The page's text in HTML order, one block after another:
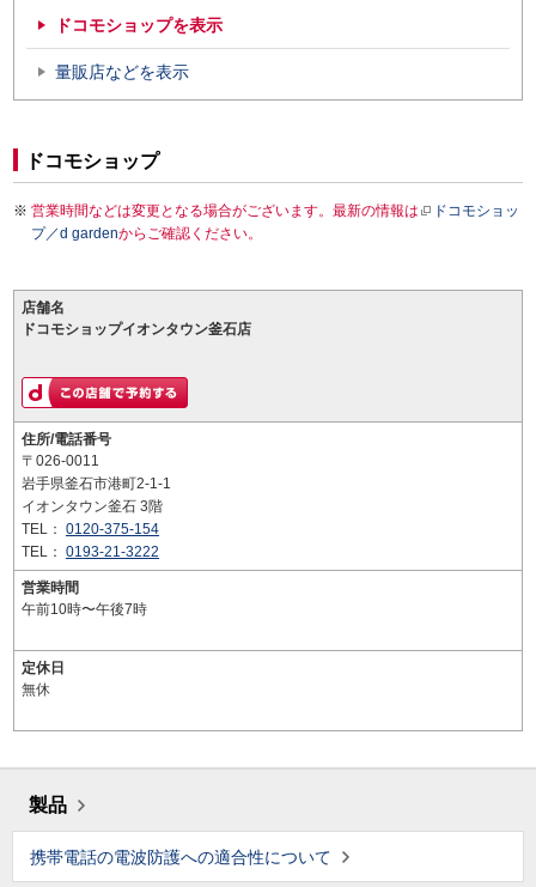
ドコモショップを表示
量販店などを表示
ドコモショップ
営業時間などは変更となる場合がございます。最新の情報は
ドコモショッ
プ／d gardenからご確認ください。
店舗名
ドコモショップイオンタウン釜石店
住所/電話番号
〒026-0011
岩手県釜石市港町2-1-1
イオンタウン釜石 3階
TEL： 0120-375-154
TEL： 0193-21-3222
営業時間
午前10時〜午後7時
定休日
無休
製品
携帯電話の電波防護への適合性について